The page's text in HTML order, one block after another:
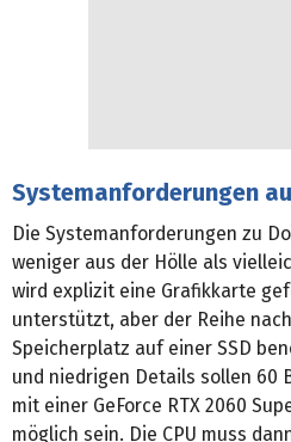
Systemanforderungen
Die Systemanforderungen zu
weniger aus der Hölle als
wird explizit eine Grafikkarte
unterstützt, aber der Reihe
Speicherplatz auf einer SSD
und niedrigen Details sollen 60
mit einer GeForce RTX 2060
möglich sein. Die CPU muss